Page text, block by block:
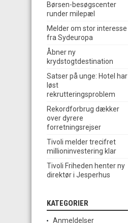
Børsen-besøgscenter
runder milepæl
Melder om stor interesse
fra Sydeuropa
Åbner ny
krydstogtdestination
Satser på unge: Hotel har
løst
rekrutteringsproblem
Rekordforbrug dækker
over dyrere
forretningsrejser
Tivoli melder trecifret
millioninvestering klar
Tivoli Friheden henter ny
direktør i Jesperhus
KATEGORIER
Anmeldelser